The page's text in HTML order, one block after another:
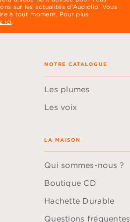
sur les actualités d'Audiolib. Vous
à tout moment. Pour plus
ici.
NOTRE CATALOGUE
Les plumes
Les voix
LA MAISON
Qui sommes-nous ?
Boutique CD
Hachette Durable
Questions fréquentes